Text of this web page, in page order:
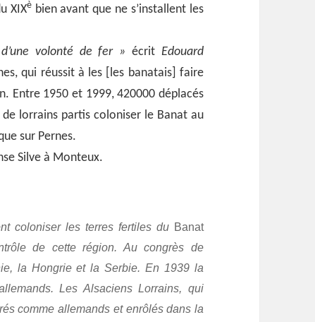
XIXèbien avant que ne s’installent les
volonté de fer » écrit Edouard
qui réussit à les [les banatais] faire
Entre 1950 et 1999, 420000 déplacés
lorrains partis coloniser le Banat au
sur Pernes.
Silve à Monteux.
coloniser les terres fertiles du Banat
de cette région. Au congrès de
la Hongrie et la Serbie. En 1939 la
Les Alsaciens Lorrains, qui
comme allemands et enrôlés dans la